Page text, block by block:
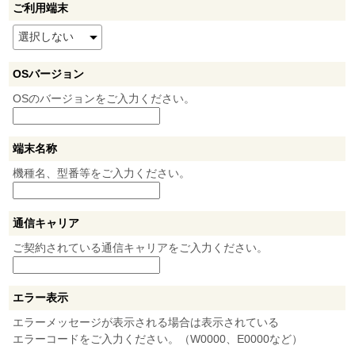
ご利用端末
OSバージョン
OSのバージョンをご入力ください。
端末名称
機種名、型番等をご入力ください。
通信キャリア
ご契約されている通信キャリアをご入力ください。
エラー表示
エラーメッセージが表示される場合は表示されている
エラーコードをご入力ください。（W0000、E0000など）